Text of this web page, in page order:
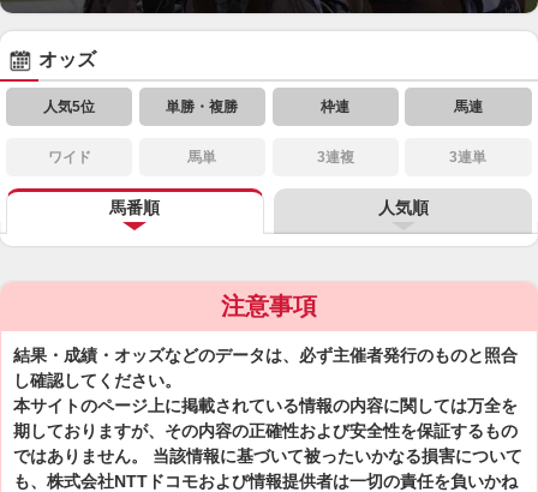
オッズ
人気5位 単勝・複勝 枠連 馬連
ワイド 馬単 3連複 3連単
馬番順 人気順
注意事項
結果・成績・オッズなどのデータは、必ず主催者発行のものと照合
し確認してください。
本サイトのページ上に掲載されている情報の内容に関しては万全を
期しておりますが、その内容の正確性および安全性を保証するもの
ではありません。 当該情報に基づいて被ったいかなる損害について
も、株式会社NTTドコモおよび情報提供者は一切の責任を負いかね